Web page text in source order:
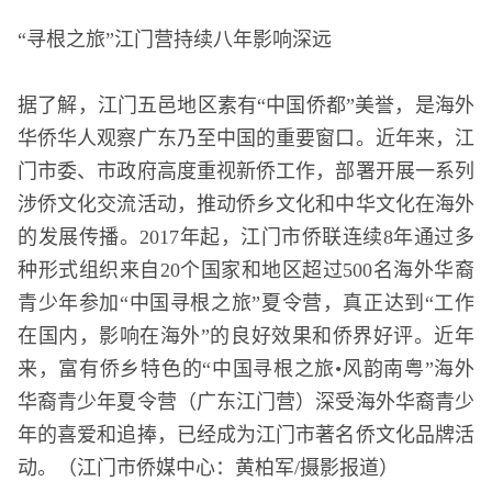
“寻根之旅”江门营持续八年影响深远
据了解，江门五邑地区素有“中国侨都”美誉，是海外
华侨华人观察广东乃至中国的重要窗口。近年来，江
门市委、市政府高度重视新侨工作，部署开展一系列
涉侨文化交流活动，推动侨乡文化和中华文化在海外
的发展传播。2017年起，江门市侨联连续8年通过多
种形式组织来自20个国家和地区超过500名海外华裔
青少年参加“中国寻根之旅”夏令营，真正达到“工作
在国内，影响在海外”的良好效果和侨界好评。近年
来，富有侨乡特色的“中国寻根之旅•风韵南粤”海外
华裔青少年夏令营（广东江门营）深受海外华裔青少
年的喜爱和追捧，已经成为江门市著名侨文化品牌活
动。（江门市侨媒中心：黄柏军/摄影报道）